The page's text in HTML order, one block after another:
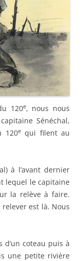
120e, nous nous
Sénéchal,
120equi filent au
à l’avant dernier
lequel le capitaine
la relève à faire.
est là. Nous
coteau puis à
une petite rivière